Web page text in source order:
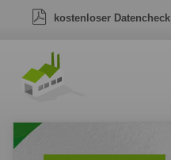
kostenloser Datencheck